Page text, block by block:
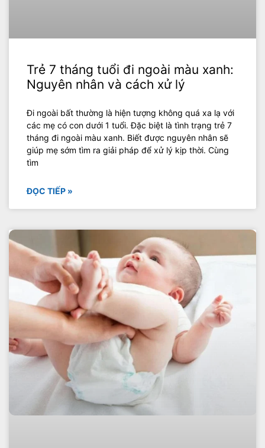
Trẻ 7 tháng tuổi đi ngoài màu xanh:
Nguyên nhân và cách xử lý
Đi ngoài bất thường là hiện tượng không quá xa lạ với
các mẹ có con dưới 1 tuổi. Đặc biệt là tình trạng trẻ 7
tháng đi ngoài màu xanh. Biết được nguyên nhân sẽ
giúp mẹ sớm tìm ra giải pháp để xử lý kịp thời. Cùng
tìm
ĐỌC TIẾP »